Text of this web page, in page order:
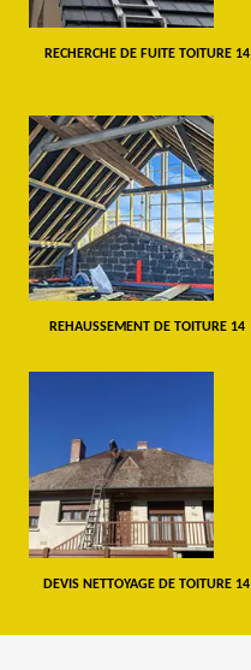
RECHERCHE DE FUITE TOITURE 14
REHAUSSEMENT DE TOITURE 14
DEVIS NETTOYAGE DE TOITURE 14